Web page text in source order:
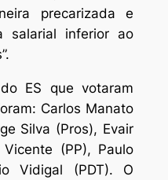
precarizada e
salarial inferior ao
ES que votaram
Carlos Manato
Silva (Pros), Evair
(PP), Paulo
Vidigal (PDT). O